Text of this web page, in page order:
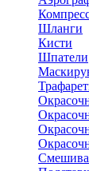
Шланги
Кисти
Шпатели